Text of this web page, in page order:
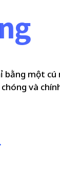
bằng một cú
và